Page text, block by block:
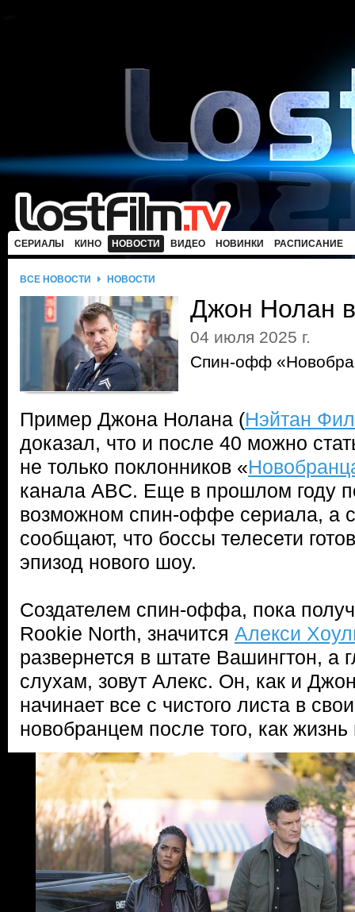
СЕРИАЛЫ КИНО НОВОСТИ ВИДЕО НОВИНКИ РАСПИСАНИЕ
ВСЕ НОВОСТИ НОВОСТИ
Джон Нолан
04 июля 2025 г.
Спин-офф
Пример Джона Нолана (Нэйтан
доказал, что и после 40 можно
не только поклонников «
канала ABC. Еще в прошлом году
возможном спин-оффе сериала, а
сообщают, что боссы телесети
эпизод нового шоу.
Создателем спин-оффа, пока
Rookie North, значится Алекси
развернется в штате Вашингтон, а
слухам, зовут Алекс. Он, как и
начинает все с чистого листа в
новобранцем после того, как